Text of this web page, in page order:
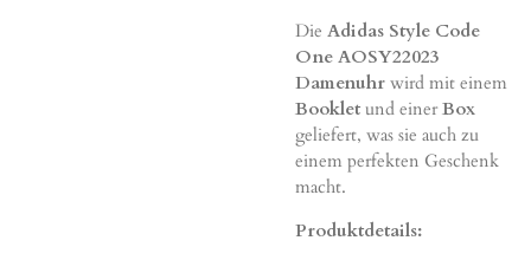
Die Adidas Style Code
One AOSY22023
Damenuhr wird mit einem
Booklet und einerBox
geliefert, was sie auch zu
einem perfekten Geschenk
macht.
Produktdetails: